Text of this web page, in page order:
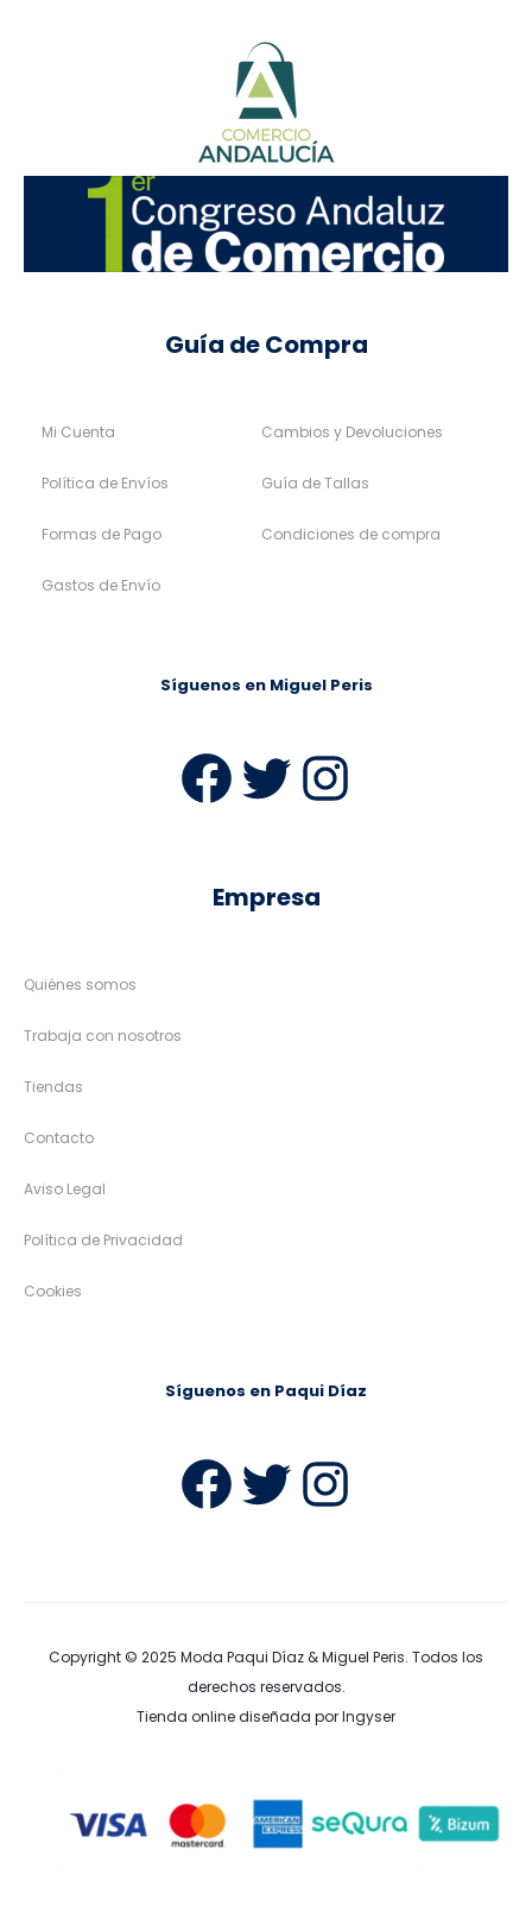
Guía de Compra
Mi Cuenta
Política de Envíos
Formas de Pago
Gastos de Envío
Cambios y Devoluciones
Guía de Tallas
Condiciones de compra
Síguenos en Miguel Peris
Facebook
Twitter
Empresa
Quiénes somos
Trabaja con nosotros
Tiendas
Contacto
Aviso Legal
Política de Privacidad
Cookies
Síguenos en Paqui Díaz
Facebook
Twitter
Copyright © 2025 Moda Paqui Díaz & Miguel Peris. Todos los
derechos reservados.
Tienda online diseñada por Ingyser